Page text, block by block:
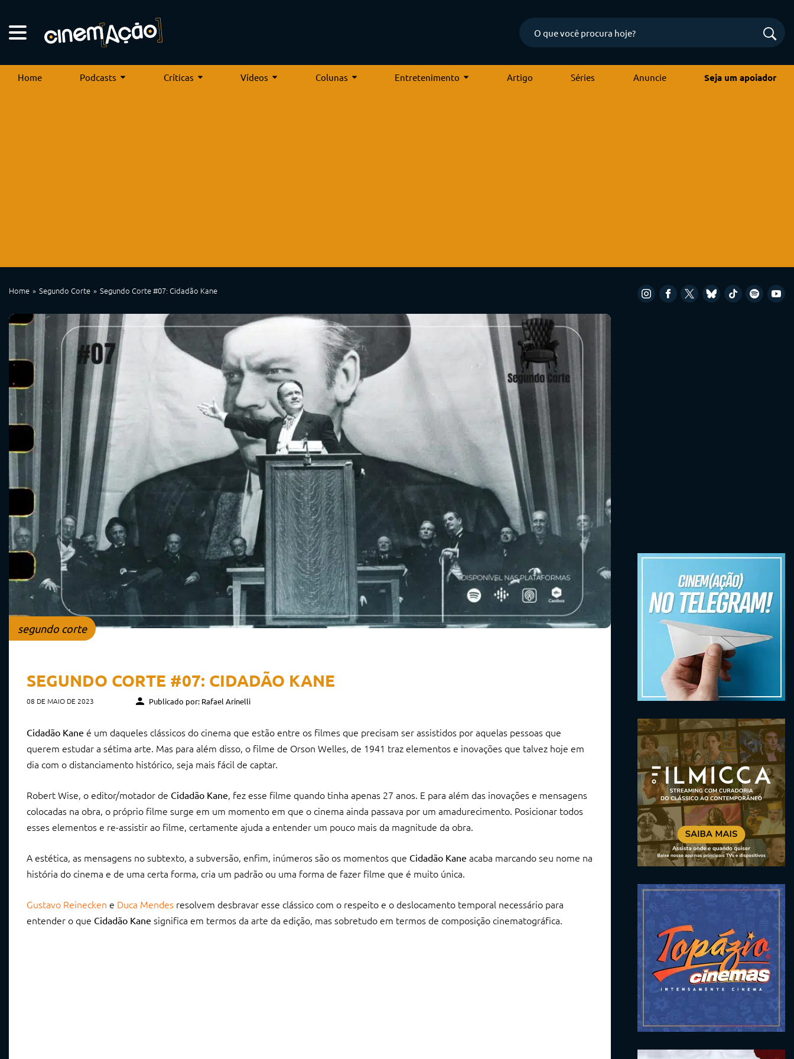
Home Podcasts Críticas Vídeos Colunas Entretenimento Artigo Séries Anuncie Seja um apoiador
Home Segundo Corte Segundo Corte #07: Cidadão Kane
segundo corte
SEGUNDO CORTE #07: CIDADÃO KANE
08 DE MAIO DE 2023 Publicado por: Rafael Arinelli
Cidadão Kane é um daqueles clássicos do cinema que estão entre os filmes que precisam ser assistidos por aquelas pessoas que
querem estudar a sétima arte. Mas para além disso, o filme de Orson Welles, de 1941 traz elementos e inovações que talvez hoje em
dia com o distanciamento histórico, seja mais fácil de captar.
Robert Wise, o editor/motador de Cidadão Kane, fez esse filme quando tinha apenas 27 anos. E para além das inovações e mensagens
colocadas na obra, o próprio filme surge em um momento em que o cinema ainda passava por um amadurecimento. Posicionar todos
esses elementos e re-assistir ao filme, certamente ajuda a entender um pouco mais da magnitude da obra.
A estética, as mensagens no subtexto, a subversão, enfim, inúmeros são os momentos que Cidadão Kane acaba marcando seu nome na
história do cinema e de uma certa forma, cria um padrão ou uma forma de fazer filme que é muito única.
Gustavo Reinecken e Duca Mendes resolvem desbravar esse clássico com o respeito e o deslocamento temporal necessário para
entender o que Cidadão Kane significa em termos da arte da edição, mas sobretudo em termos de composição cinematográfica.